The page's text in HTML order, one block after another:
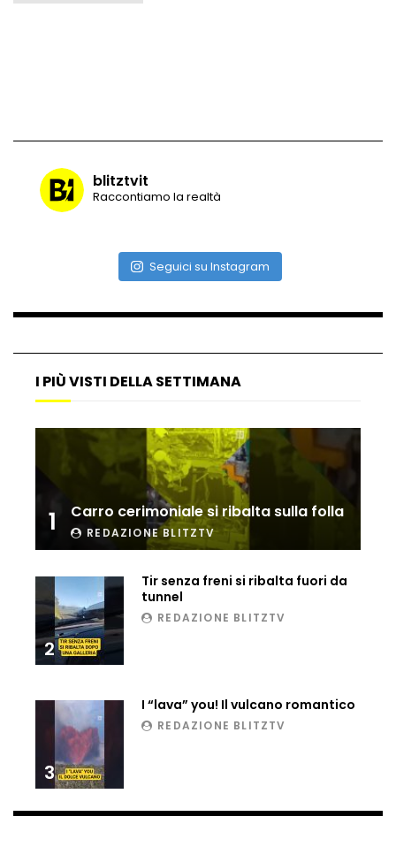
attimi di paura
Incidente aereo a Mogadiscio, aereo
Ucraina, ecco come gli F16 intercettano
i droni russi
treno lo distrugge
Parco divertimenti, attrazione cede
all’improvviso
Auto fuori controllo in Guatemala,
blitztvit
Raccontiamo la realtà
Seguici su Instagram
I PIÙ VISTI DELLA SETTIMANA
1 Carro cerimoniale si ribalta sulla folla
REDAZIONE BLITZTV
2
Tir senza freni si ribalta fuori da
tunnel
REDAZIONE BLITZTV
3
I “lava” you! Il vulcano romantico
REDAZIONE BLITZTV